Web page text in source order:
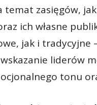
temat zasięgów,
ich własne
jak i
liderów
tonu